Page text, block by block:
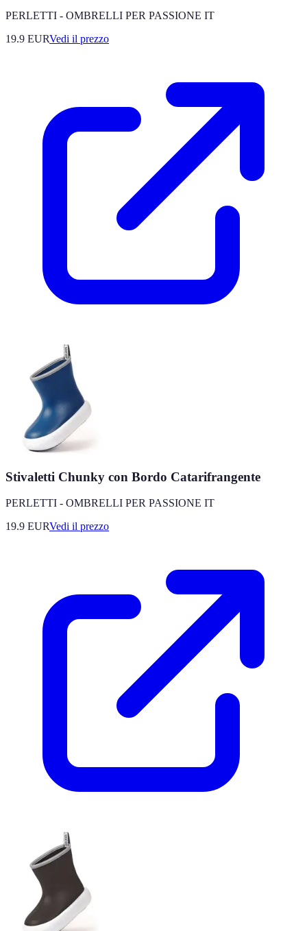
PERLETTI - OMBRELLI PER PASSIONE IT
19.9 EURVedi il prezzo
Stivaletti Chunky con Bordo Catarifrangente
PERLETTI - OMBRELLI PER PASSIONE IT
19.9 EURVedi il prezzo